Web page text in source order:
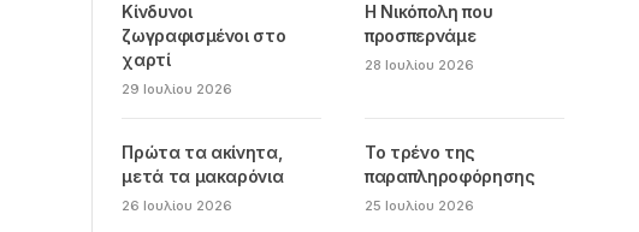
Κίνδυνοι
ζωγραφισμένοι στο
χαρτί
29 Ιουλίου 2026
Η Νικόπολη που
προσπερνάμε
28 Ιουλίου 2026
Πρώτα τα ακίνητα,
μετά τα μακαρόνια
26 Ιουλίου 2026
Το τρένο της
παραπληροφόρησης
25 Ιουλίου 2026